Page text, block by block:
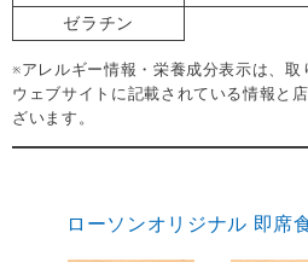
ゼラチン
※アレルギー情報・栄養成分表示は、取
ウェブサイトに記載されている情報と
ざいます。
ローソンオリジナル 即